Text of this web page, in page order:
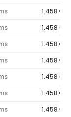
1.458 €
1.458 €
1.458 €
1.458 €
1.458 €
1.458 €
1.458 €